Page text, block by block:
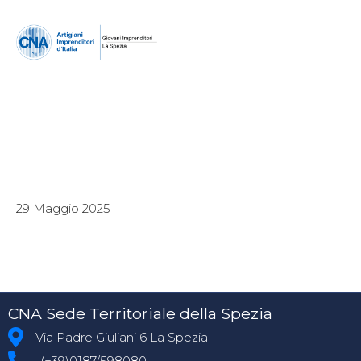
29 Maggio 2025
CNA Sede Territoriale della Spezia
Via Padre Giuliani 6 La Spezia